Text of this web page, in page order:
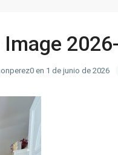
en 1 de junio de 2026